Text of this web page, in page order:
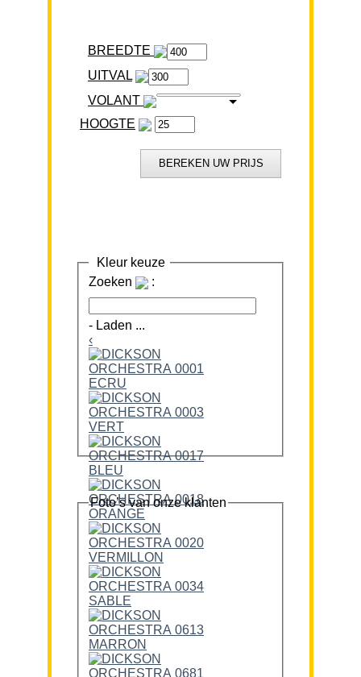
BREEDTE
VOLANT
HOOGTE
Kleur keuze
Zoeken
:
- Laden ...
‹
Foto’s van onze klanten